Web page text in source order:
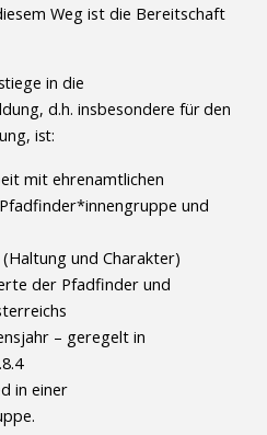
Weg ist die Bereitschaft
in die
d.h. insbesondere für den
ist:
mit ehrenamtlichen
und
und Charakter)
der Pfadfinder und
– geregelt in
in einer